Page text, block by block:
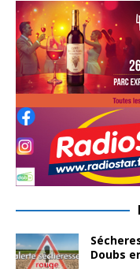
Doubs